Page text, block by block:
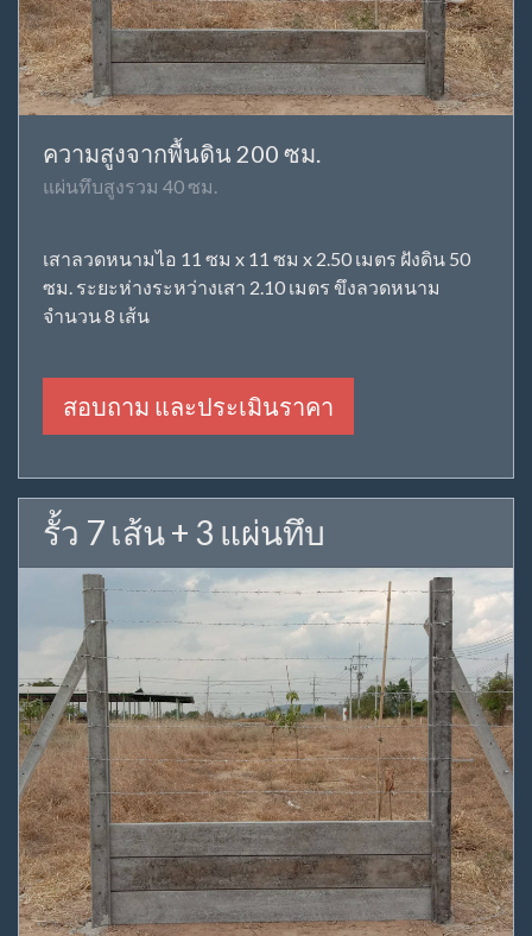
ความสูงจากพื้นดิน 200 ซม.
แผ่นทึบสูงรวม 40 ซม.
เสาลวดหนามไอ 11 ซม x 11 ซม x 2.50 เมตร ฝังดิน 50
ซม. ระยะห่างระหว่างเสา 2.10 เมตร ขึงลวดหนาม
จำนวน 8 เส้น
สอบถาม และประเมินราคา
รั้ว 7 เส้น + 3 แผ่นทึบ